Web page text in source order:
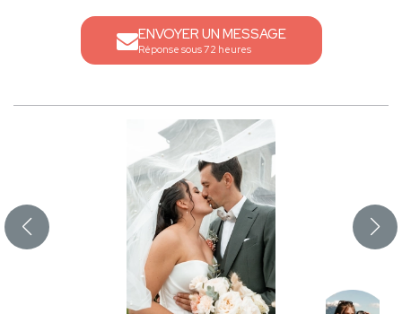
ENVOYER UN MESSAGE
Réponse sous 72 heures